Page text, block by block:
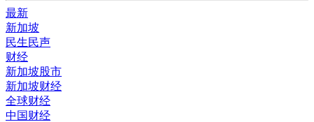
最新
新加坡
民生民声
财经
新加坡股市
新加坡财经
全球财经
中国财经